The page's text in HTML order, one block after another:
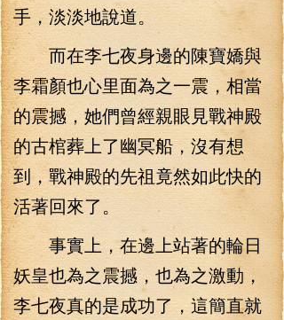
手，淡淡地說道。
而在李七夜身邊的陳寶嬌與
李霜顏也心里面為之一震，相當
的震撼，她們曾經親眼見戰神殿
的古棺葬上了幽冥船，沒有想
到，戰神殿的先祖竟然如此快的
活著回來了。
事實上，在邊上站著的輪日
妖皇也為之震撼，也為之激動，
李七夜真的是成功了，這簡直就